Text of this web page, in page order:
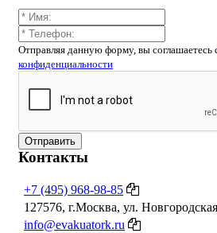
Отправляя данную форму, вы соглашаетесь
конфиденциальности
Отправить
Контакты
+7 (495) 968-98-85
127576, г.Москва, ул.
info@evakuatork.ru